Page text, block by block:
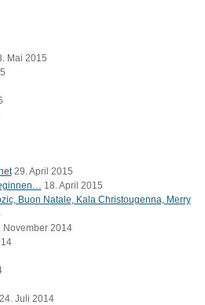
Mai 2015
29. April 2015
18. April 2015
Buon Natale, Kala Christougenna, Merry
November 2014
24. Juli 2014